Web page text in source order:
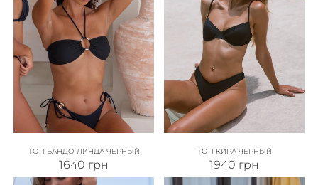
ТОП БАНДО ЛИНДА ЧЕРНЫЙ
1640 грн
ТОП КИРА ЧЕРНЫЙ
1940 грн